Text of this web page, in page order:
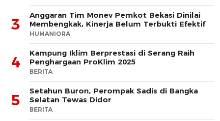
3
Anggaran Tim Monev Pemkot Bekasi Dinilai
Membengkak, Kinerja Belum Terbukti Efektif
HUMANIORA
4
Kampung Iklim Berprestasi di Serang Raih
Penghargaan ProKlim 2025
BERITA
5
Setahun Buron, Perompak Sadis di Bangka
Selatan Tewas Didor
BERITA